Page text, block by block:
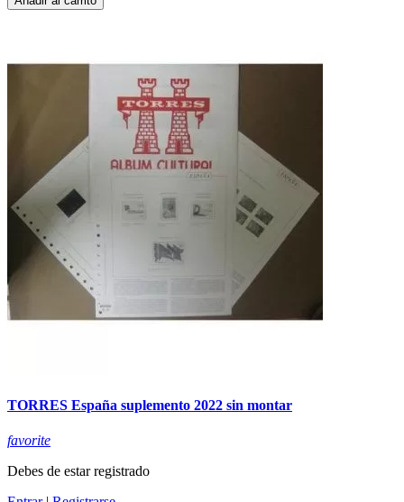
TORRES España suplemento 2022 sin montar
favorite
Debes de estar registrado